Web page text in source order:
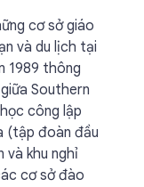
cơ sở giáo
và du lịch tại
1989 thông
Southern
công lập
(tập đoàn đầu
và khu nghỉ
cơ sở đào